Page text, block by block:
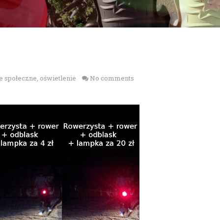
społeczne, oświetlenie No comments